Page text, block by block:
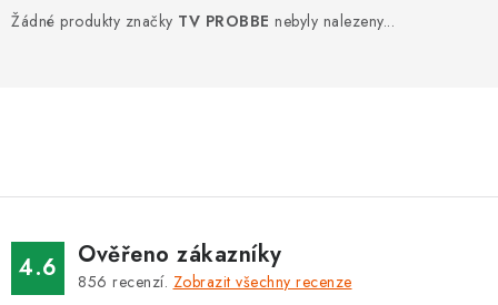
ZNAČKY
Žádné produkty značky TV PROBBE nebyly nalezeny...
4.6 Ověřeno zákazníky
856 recenzí. Zobrazit všechny recenze